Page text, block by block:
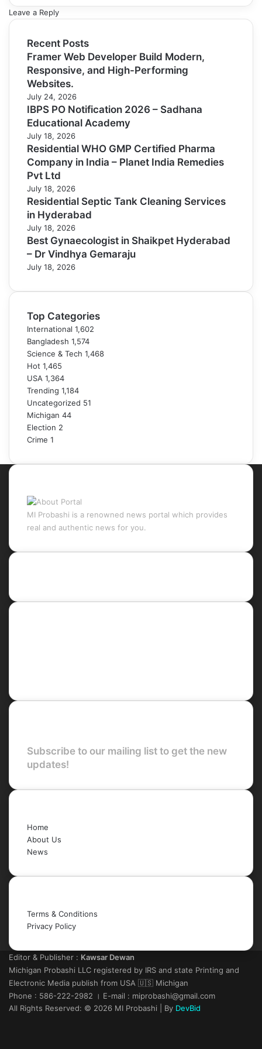
Leave a Reply
Recent Posts
Framer Web Developer Build Modern,
Responsive, and High-Performing
Websites.
July 24, 2026
IBPS PO Notification 2026 – Sadhana
Educational Academy
July 18, 2026
Residential WHO GMP Certified Pharma
Company in India – Planet India Remedies
Pvt Ltd
July 18, 2026
Residential Septic Tank Cleaning Services
in Hyderabad
July 18, 2026
Best Gynaecologist in Shaikpet Hyderabad
– Dr Vindhya Gemaraju
July 18, 2026
Top Categories
International 1,602
Bangladesh 1,574
Science & Tech 1,468
Hot 1,465
USA 1,364
Trending 1,184
Uncategorized 51
Michigan 44
Election 2
Crime 1
MI Probashi is a renowned news portal which provides
real and authentic news for you.
Subscribe to our mailing list to get the new
updates!
Home
About Us
News
Terms & Conditions
Privacy Policy
Editor & Publisher : Kawsar Dewan
Michigan Probashi LLC registered by IRS and state Printing and
Electronic Media publish from USA 🇺🇸 Michigan
Phone : 586-222-2982 । E-mail : miprobashi@gmail.com
All Rights Reserved: © 2026 MI Probashi | By DevBid